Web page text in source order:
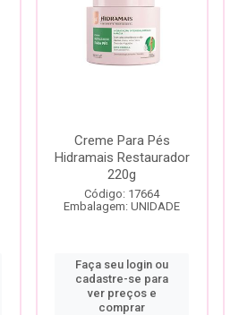
Creme Para Pés
Hidramais Restaurador
220g
Código: 17664
Embalagem: UNIDADE
Faça seu login ou
cadastre-se para
ver preços e
comprar